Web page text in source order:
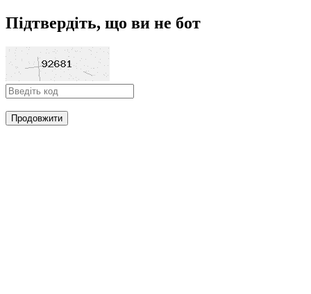
Підтвердіть, що ви не бот
Продовжити